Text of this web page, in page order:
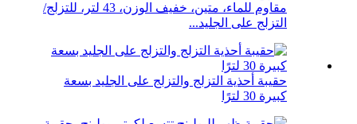
مقاوم للماء، متين، خفيف الوزن، 43 لتر، للتزلج/
التزلج على الجليد...
حقيبة أحذية التزلج والتزلج على الجليد بسعة
كبيرة 30 لترًا